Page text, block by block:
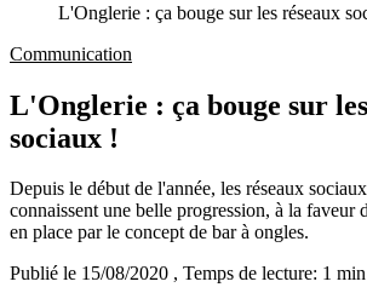
L'Onglerie : ça bouge sur les réseaux
Communication
L'Onglerie : ça bouge sur
sociaux !
Depuis le début de l'année, les réseaux
connaissent une belle progression, à la faveur
en place par le concept de bar à ongles.
Publié le 15/08/2020 , Temps de lecture: 1 min